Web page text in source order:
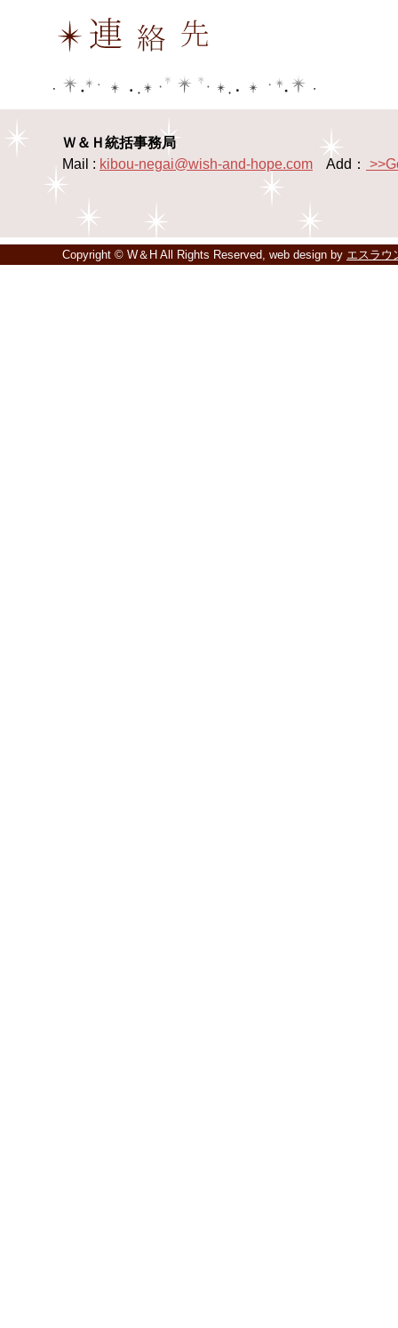
Ｗ＆Ｈ統括事務局
Mail : kibou-negai@wish-and-hope.com Add：
Copyright © W＆H All Rights Reserved, web design by エスラウ